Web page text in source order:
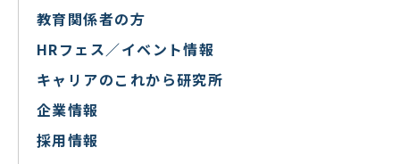
教育関係者の方
HRフェス／イベント情報
キャリアのこれから研究所
企業情報
採用情報